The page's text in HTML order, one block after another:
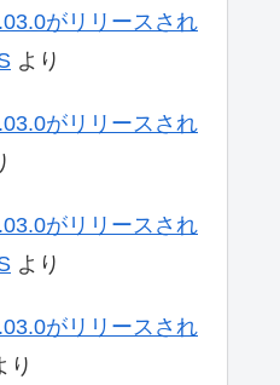
がリリースされ
より
がリリースされ
がリリースされ
より
がリリースされ
り